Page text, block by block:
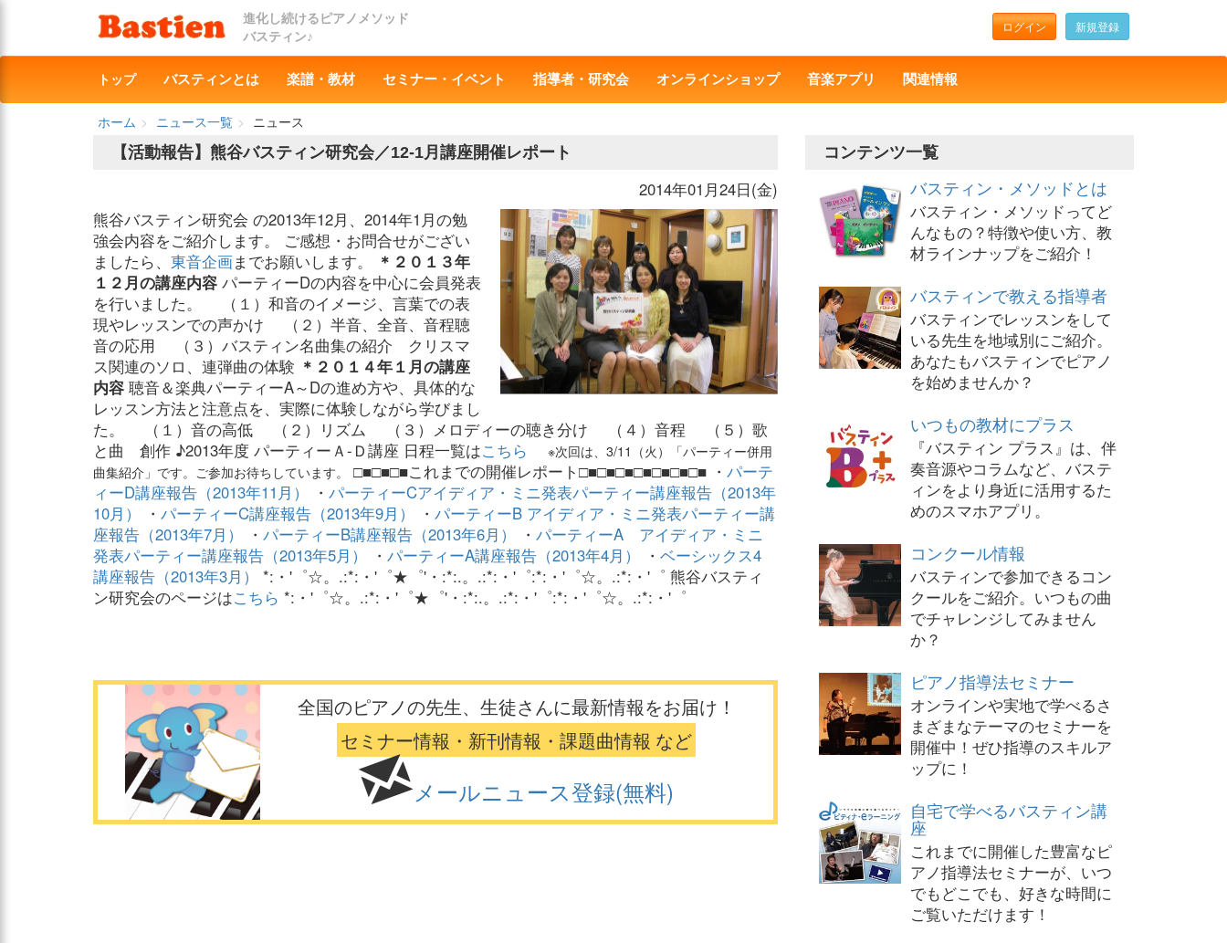
進化し続けるピアノメソッド
バスティン♪
ログイン 新規登録
トップ バスティンとは 楽譜・教材 セミナー・イベント 指導者・研究会 オンラインショップ 音楽アプリ 関連情報
ホーム ニュース一覧
ニュース
【活動報告】熊谷バスティン研究会／12-1月講座開催レポート
2014年01月24日(金)
熊谷バスティン研究会 の2013年12月、2014年1月の勉
強会内容をご紹介します。 ご感想・お問合せがござい
ましたら、 東音企画までお願いします。
＊２０１３年
１２月の講座内容 パーティーDの内容を中心に会員発表
を行いました。 （１）和音のイメージ、言葉での表
現やレッスンでの声かけ （２）半音、全音、音程聴
音の応用 （３）バスティン名曲集の紹介 クリスマ
ス関連のソロ、連弾曲の体験 ＊２０１４年１月の講座
内容 聴音＆楽典パーティーA～Dの進め方や、具体的な
レッスン方法と注意点を、実際に体験しながら学びまし
た。 （１）音の高低 （２）リズム （３）メロディーの聴き分け （４）音程 （５）歌
と曲 創作 ♪2013年度 パーティーＡ-Ｄ講座 日程一覧はこちら
※次回は、3/11（火）「パーティー併用
曲集紹介」です。ご参加お待ちしています。
□■□■□■これまでの開催レポート□■□■□■□■□■□■□■ ・ パーテ
ィーD講座報告（2013年11月）
・ パーティーCアイディア・ミニ発表パーティー講座報告（2013年
10月）
・ パーティーC講座報告（2013年9月） ・ パーティーB アイディア・ミニ発表パーティー講
座報告（2013年7月）
・ パーティーB講座報告（2013年6月） ・ パーティーA アイディア・ミニ
発表パーティー講座報告（2013年5月）
・ パーティーA講座報告（2013年4月） ・ ベーシックス4
講座報告（2013年3月）
*:・'゜☆。.:*:・'゜★゜'・:*:.。.:*:・'゜:*:・'゜☆。.:*:・'゜ 熊谷バスティ
ン研究会のページはこちら *:・'゜☆。.:*:・'゜★゜'・:*:.。.:*:・'゜:*:・'゜☆。.:*:・'゜
全国のピアノの先生、生徒さんに最新情報をお届け！
セミナー情報・新刊情報・課題曲情報 など
メールニュース登録(無料)
コンテンツ一覧
バスティン・メソッドとは
バスティン・メソッドってど
んなもの？特徴や使い方、教
材ラインナップをご紹介！
バスティンで教える指導者
バスティンでレッスンをして
いる先生を地域別にご紹介。
あなたもバスティンでピアノ
を始めませんか？
いつもの教材にプラス
『バスティン プラス』は、伴
奏音源やコラムなど、バステ
ィンをより身近に活用するた
めのスマホアプリ。
コンクール情報
バスティンで参加できるコン
クールをご紹介。いつもの曲
でチャレンジしてみません
か？
ピアノ指導法セミナー
オンラインや実地で学べるさ
まざまなテーマのセミナーを
開催中！ぜひ指導のスキルア
ップに！
自宅で学べるバスティン講
座
これまでに開催した豊富なピ
アノ指導法セミナーが、いつ
でもどこでも、好きな時間に
ご覧いただけます！